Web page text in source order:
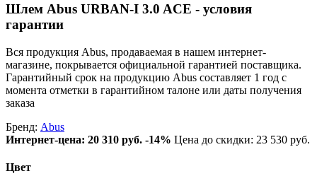
Шлем Abus URBAN-I 3.0 ACE - условия
гарантии
Вся продукция Abus, продаваемая в нашем интернет-
магазине, покрывается официальной гарантией поставщика.
Гарантийный срок на продукцию Abus составляет 1 год с
момента отметки в гарантийном талоне или даты получения
заказа
Бренд: Abus
Интернет-цена: 20 310 руб. -14% Цена до скидки: 23 530 руб.
Цвет